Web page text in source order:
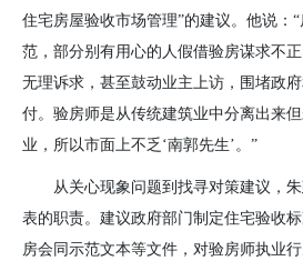
住宅房屋验收市场管理”的建议。他说：
范，部分别有用心的人假借验房谋求不
无理诉求，甚至鼓动业主上访，围堵政
付。验房师是从传统建筑业中分离出来
业，所以市面上不乏‘南郭先生’。”
从关心现象问题到找寻对策建议，
表的职责。建议政府部门制定住宅验收
房会同示范文本等文件，对验房师执业